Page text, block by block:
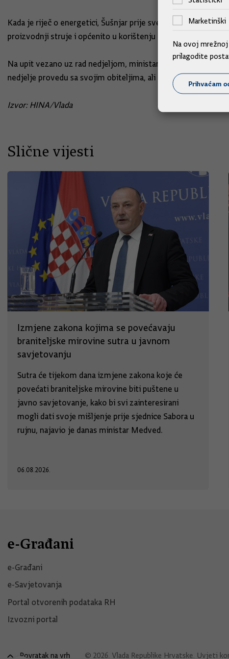
Kada je riječ o energetici, Šušnjar prije svega stavlja
proizvodnji struje i općenito u korištenju energije, što je u
Na upit vezano uz rad nedjeljom, ministar je odgovorio
nedjelje provedu sa svojim obiteljima, ali je isto tako
Izvor: HINA/Vlada
Slične vijesti
Izmjene zakona kojima se povećavaju
braniteljske mirovine sutra u javnom
savjetovanju
Sutra će tijekom dana izmjene zakona koje će
povećati braniteljske mirovine biti puštene u
javno savjetovanje, kako bi svi zainteresirani
mogli dati svoje mišljenje prije sjednice Sabora u
rujnu, najavio je danas ministar Medved.
06.08.2026.
e-Građani
e-Građani
e-Savjetovanja
Portal otvorenih podataka RH
Izvozni portal
Povratak na vrh © 2026. Vlada Republike Hrvatske. Uvjeti
Marketinški
Na ovoj
prilagodite
Prihvaćam